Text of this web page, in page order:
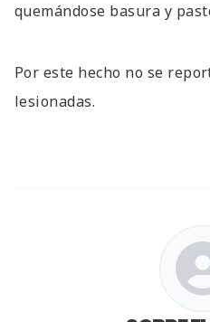
quemándose basura y
Por este hecho no se
lesionadas.